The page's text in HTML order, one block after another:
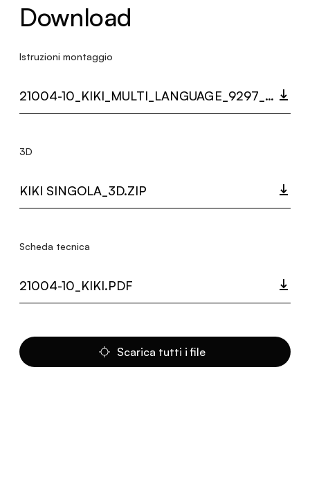
Download
Istruzioni montaggio
21004-10_KIKI_MULTI_LANGUAGE_9297_INST.PDF
3D
KIKI SINGOLA_3D.ZIP
Scheda tecnica
21004-10_KIKI.PDF
Scarica tutti i file